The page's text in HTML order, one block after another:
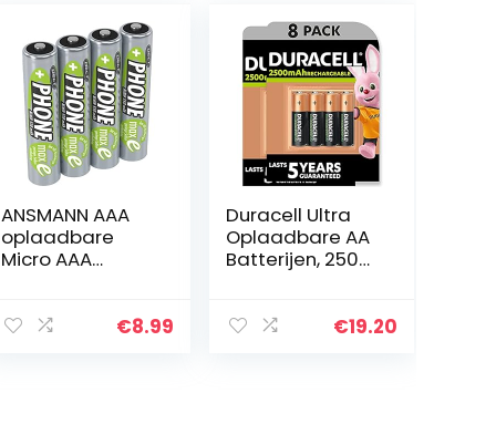
ANSMANN AAA
oplaadbare
Micro AAA
ideaal voor
€8.99
Duracell Ultra
Oplaadbare AA
Batterijen, 2500
€19.20